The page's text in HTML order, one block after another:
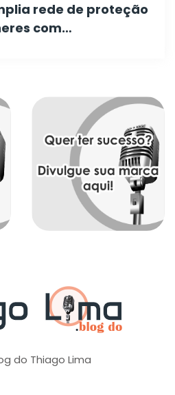
rede de proteção
com…
do Thiago Lima